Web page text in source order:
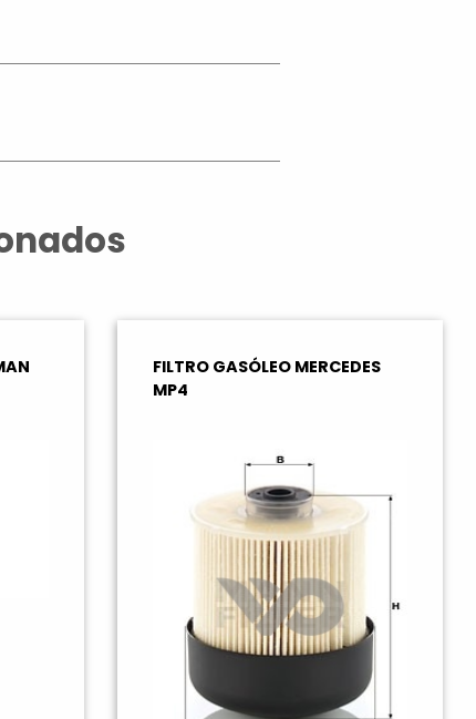
FILTRO GASÓLEO MERCEDES
MP4